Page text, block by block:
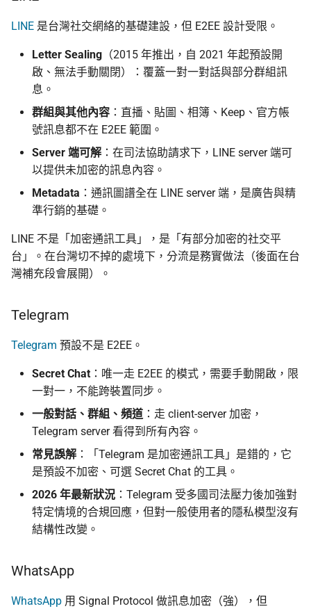
LINE 是台灣社交網絡的基礎建設，但 E2EE 設計受限。
Letter Sealing （2015 年推出，自 2021 年起預設開
啟、無法手動關閉）：覆蓋一對一對話與部分群組訊
息。
群組與其他內容 ：直播、貼圖、相簿、Keep、官方帳
號訊息都不在 E2EE 範圍。
Server 端可解 ：在司法協助請求下，LINE server 端可
以提供未加密的訊息內容。
Metadata ：通訊圖譜全在 LINE server 端，是廣告與精
準行銷的基礎。
LINE 不是「加密通訊工具」，是「有部分加密的社交平
台」。在台灣切不掉的處境下，分流是務實做法（後面在台
灣補充段會展開）。
Telegram
Telegram 預設不是 E2EE。
Secret Chat ：唯一走 E2EE 的模式，需要手動開啟，限
一對一，不能跨裝置同步。
一般對話、群組、頻道 ：走 client-server 加密，
Telegram server 看得到所有內容。
常見誤解 ：「Telegram 是加密通訊工具」是錯的，它
是預設不加密、可選 Secret Chat 的工具。
2026 年最新狀況 ：Telegram 受多國司法壓力後加強對
特定情境的合規回應，但對一般使用者的隱私模型沒有
結構性改變。
WhatsApp
WhatsApp 用 Signal Protocol 做訊息加密（強），但